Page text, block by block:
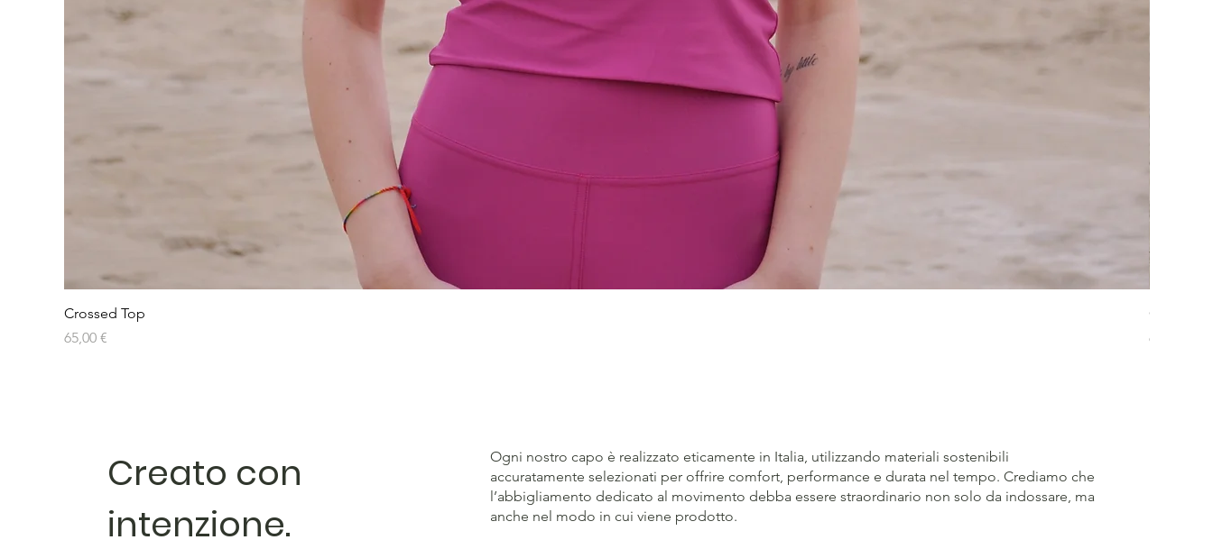
Crossed Top
Prezzo
65,00 €
Crossed
Prezzo
65,00 €
Creato con
intenzione.
Ogni nostro capo è realizzato eticamente in Italia, utilizzando materiali sostenibili
accuratamente selezionati per offrire comfort, performance e durata nel tempo. Crediamo che
l’abbigliamento dedicato al movimento debba essere straordinario non solo da indossare, ma
anche nel modo in cui viene prodotto.